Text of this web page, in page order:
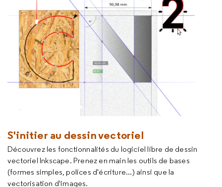
S'initier au dessin vectoriel
Découvrez les fonctionnalités du logiciel libre de dessin
vectoriel Inkscape. Prenez en main les outils de bases
(formes simples, polices d'écriture...) ainsi que la
vectorisation d'images.